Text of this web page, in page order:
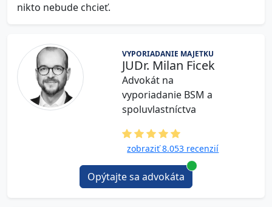
nikto nebude chcieť.
VYPORIADANIE MAJETKU
JUDr. Milan Ficek
Advokát na
vyporiadanie BSM a
spoluvlastníctva
zobraziť 8.053 recenzií
Opýtajte sa advokáta